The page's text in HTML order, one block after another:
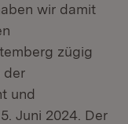
wir damit
zügig
der
und
Juni 2024. Der